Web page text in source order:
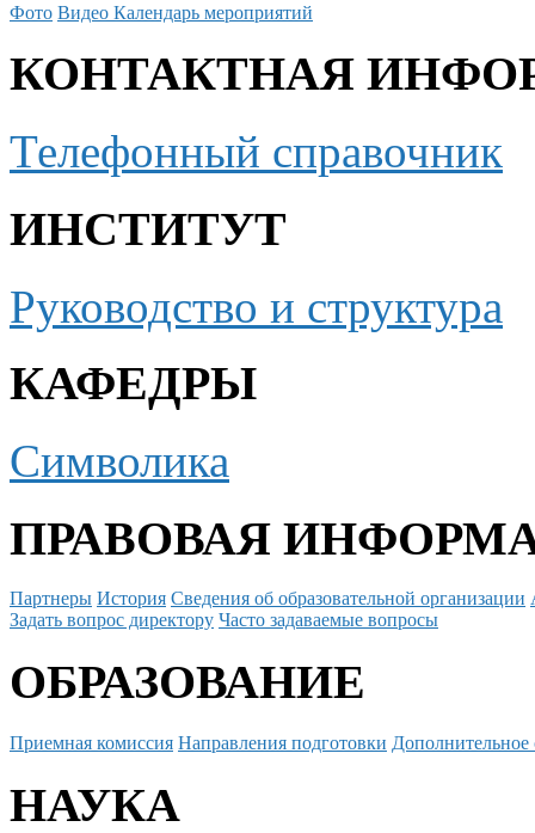
Фото Видео Календарь мероприятий
КОНТАКТНАЯ
Телефонный справочник
ИНСТИТУТ
Руководство и структура
КАФЕДРЫ
Символика
ПРАВОВАЯ
Партнеры История Сведения об образовательной организации
Задать вопрос директору Часто задаваемые вопросы
ОБРАЗОВАНИЕ
Приемная комиссия Направления подготовки Дополнительное
НАУКА